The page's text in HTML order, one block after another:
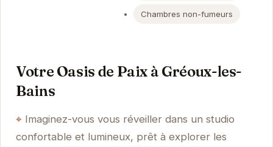
Chambres non-fumeurs
Votre Oasis de Paix à Gréoux-les-
Bains
Imaginez-vous vous réveiller dans un studio
confortable et lumineux, prêt à explorer les